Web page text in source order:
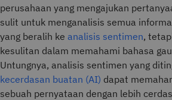
perusahaan yang mengajukan
sulit untuk menganalisis semua
yang beralih ke analisis sentimen,
kesulitan dalam memahami bahasa
Untungnya, analisis sentimen yang
kecerdasan buatan (AI) dapat
sebuah pernyataan dengan lebih